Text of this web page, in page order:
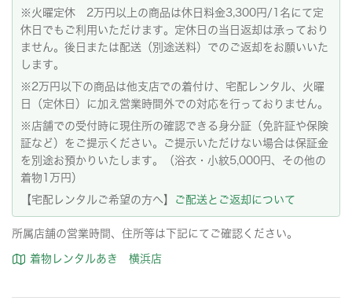
※火曜定休 2万円以上の商品は休日料金3,300円/1名にて定
休日でもご利用いただけます。定休日の当日返却は承っており
ません。後日または配送（別途送料）でのご返却をお願いいた
します。
※2万円以下の商品は他支店での着付け、宅配レンタル、火曜
日（定休日）に加え営業時間外での対応を行っておりません。
※店舗での受付時に現住所の確認できる身分証（免許証や保険
証など）をご提示ください。ご提示いただけない場合は保証金
を別途お預かりいたします。（浴衣・小紋5,000円、その他の
着物1万円）
【宅配レンタルご希望の方へ】
ご配送とご返却について
所属店舗の営業時間、住所等は下記にてご確認ください。
着物レンタルあき 横浜店